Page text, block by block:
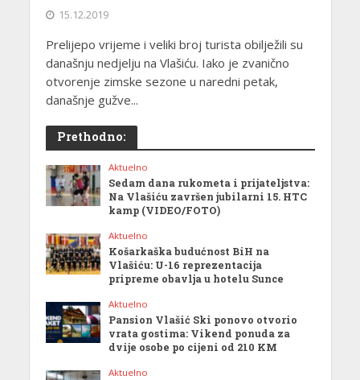
15.12.2019
Prelijepo vrijeme i veliki broj turista obilježili su
današnju nedjelju na Vlašiću. Iako je zvanično
otvorenje zimske sezone u naredni petak,
današnje gužve...
Prethodno:
Aktuelno
Sedam dana rukometa i prijateljstva:
Na Vlašiću završen jubilarni 15. HTC
kamp (VIDEO/FOTO)
Aktuelno
Košarkaška budućnost BiH na
Vlašiću: U-16 reprezentacija
pripreme obavlja u hotelu Sunce
Aktuelno
Pansion Vlašić Ski ponovo otvorio
vrata gostima: Vikend ponuda za
dvije osobe po cijeni od 210 KM
Aktuelno